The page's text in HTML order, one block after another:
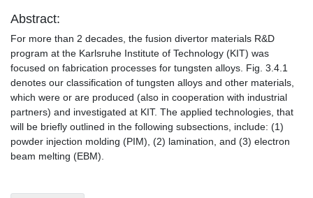
Abstract:
For more than 2 decades, the fusion divertor materials R&D
program at the Karlsruhe Institute of Technology (KIT) was
focused on fabrication processes for tungsten alloys. Fig. 3.4.1
denotes our classification of tungsten alloys and other materials,
which were or are produced (also in cooperation with industrial
partners) and investigated at KIT. The applied technologies, that
will be briefly outlined in the following subsections, include: (1)
powder injection molding (PIM), (2) lamination, and (3) electron
beam melting (EBM).